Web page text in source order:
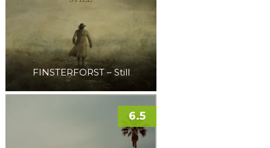
FINSTERFORST – Still
6.5